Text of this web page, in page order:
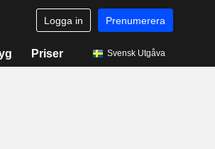
Logga in Prenumerera
Priser Svensk Utgåva